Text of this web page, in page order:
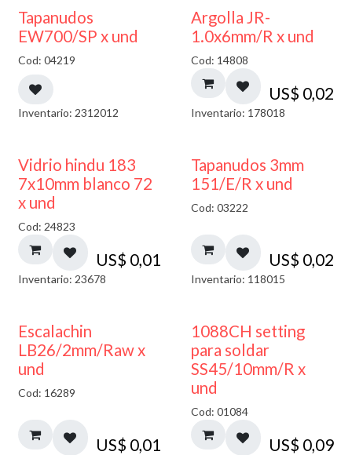
50% DESCUENTO
Tapanudos
EW700/SP x und
Cod: 04219
Inventario: 2312012
Argolla JR-
1.0x6mm/R x und
Cod: 14808
US$ 0,02
Inventario: 178018
40% DESCUENTO
Vidrio hindu 183
7x10mm blanco 72
x und
Cod: 24823
US$ 0,01
Inventario: 23678
Tapanudos 3mm
151/E/R x und
Cod: 03222
US$ 0,02
Inventario: 118015
Escalachin
LB26/2mm/Raw x
und
Cod: 16289
US$ 0,01
1088CH setting
para soldar
SS45/10mm/R x
und
Cod: 01084
US$ 0,09